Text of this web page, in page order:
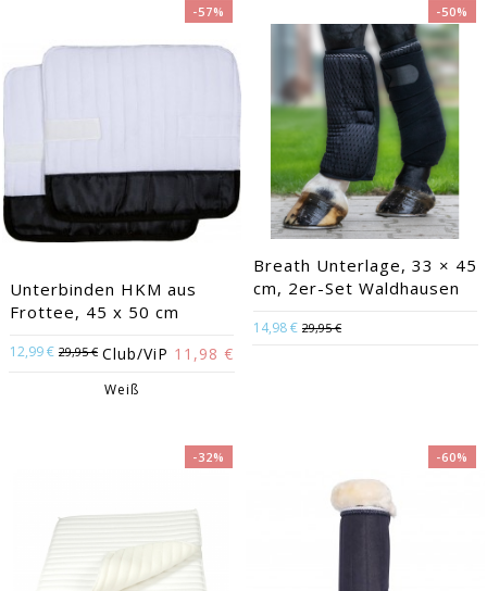
-57%
Unterbinden HKM aus
Frottee, 45 x 50 cm
12,99 € 29,95 € Club/ViP 11,98 €
Weiß
-50%
Breath Unterlage, 33 × 45
cm, 2er-Set Waldhausen
14,98 € 29,95 €
-32% -60%